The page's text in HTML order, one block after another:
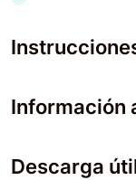
Información
Descarga